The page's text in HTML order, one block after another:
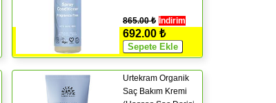
865.00 ₺ İndirim
692.00 ₺
Urtekram Organik
Saç Bakım Kremi